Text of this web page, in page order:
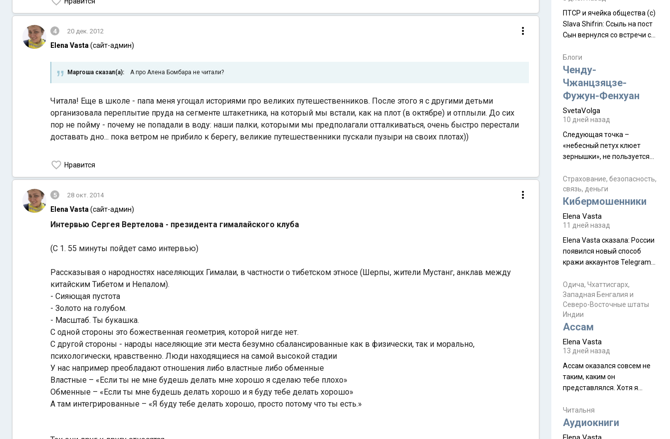
4 20 дек. 2012
Elena Vasta (сайт-админ)
Маргоша сказал(а): А про Алена Бомбара не читали?
Читала! Еще в школе - папа меня угощал историями про великих путешественников. После этого я с другими детьми
организовала переплытие пруда на сегменте штакетника, на который мы встали, как на плот (в октябре) и отплыли. До сих
пор не пойму - почему не попадали в воду: наши палки, которыми мы предполагали отталкиваться, очень быстро перестали
доставать дно... пока ветром не прибило к берегу, великие путешественники пускали пузыри на своих плотах))
Нравится
5 28 окт. 2014
Elena Vasta (сайт-админ)
Интервью Сергея Вертелова - президента гималайского клуба
(С 1. 55 минуты пойдет само интервью)
Рассказывая о народностях населяющих Гималаи, в частности о тибетском этносе (Шерпы, жители Мустанг, анклав между
китайским Тибетом и Непалом).
- Сияющая пустота
- Золото на голубом.
- Масштаб. Ты букашка.
С одной стороны это божественная геометрия, которой нигде нет.
С другой стороны - народы населяющие эти места безумно сбалансированные как в физически, так и морально,
психологически, нравственно. Люди находящиеся на самой высокой стадии
У нас например преобладают отношения либо властные либо обменные
Властные – «Если ты не мне будешь делать мне хорошо я сделаю тебе плохо»
Обменные – «Если ты мне будешь делать хорошо и я буду тебе делать хорошо»
А там интегрированные – «Я буду тебе делать хорошо, просто потому что ты есть.»
ПТСР и ячейка общества (с)
Slava Shifrin: Ссыль на пост
Сын вернулся со встречи с
уже, как демобилизовались,
а продолжают встречаться
почти каждую неделю) и с
порога сообщил: "Эйтан
разводится!" Эйтан -
мальчик из религиозной
семьи, из тех, кого называют
"вязаные кипы". С 2022-го
Блоги
Ченду-
Чжанцзяцзе-
Фужун-Фенхуан
SvetaVolga
10 дней назад
Следующая точка –
«небесный петух клюет
зернышки», не пользуется
заслужено, и чтобы попасть
на начало тропы показали
водителю карту, иначе
Пошли туда, потому что я
отзывов. По мне – сплошная
физуха, долгий спуск, потом
подъем по этому же пути.
Пока
Страхование, безопасность,
связь, деньги
Кибермошенники
Elena Vasta
11 дней назад
Elena Vasta сказалa: России
появился новый способ
кражи аккаунтов Telegram
Прочитайте! У моих двух
знакомых вот так увели
аккаунты
Одича, Чхаттисгарх,
Западная Бенгалия и
Северо-Восточные штаты
Индии
Ассам
Elena Vasta
13 дней назад
Ассам оказался совсем не
таким, каким он
представлялся. Хотя я
краешек, но все же схватила
ауру штата, как-то он меня
Читальня
Аудиокниги